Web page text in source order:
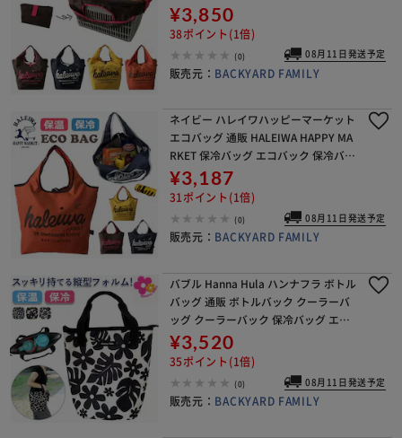
ためる 折りたたみ 折り畳み 大容量 マ
チ広 マチ付き マチ
¥3,850
38ポイント(1倍)
(0) 08月11日発送予定
販売元： BACKYARD FAMILY
ネイビー ハレイワハッピーマーケット
エコバッグ 通販 HALEIWA HAPPY MA
RKET 保冷バッグ エコバック 保冷バッ
ク お買い物バッグ ショッピングバッ
グ サブバッグ ファスナー 折りた
¥3,187
31ポイント(1倍)
(0) 08月11日発送予定
販売元： BACKYARD FAMILY
バブル Hanna Hula ハンナフラ ボトル
バッグ 通販 ボトルバック クーラーバ
ッグ クーラーバック 保冷バッグ エコ
バッグ 保冷バック エコバック 2ボトル
バッグ 軽量 軽い ボトルケース ボ
¥3,520
35ポイント(1倍)
(0) 08月11日発送予定
販売元： BACKYARD FAMILY